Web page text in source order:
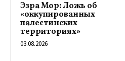
Эзра Мор: Ложь об
«оккупированных
палестинских
территориях»
03.08.2026